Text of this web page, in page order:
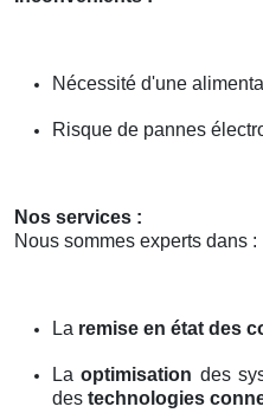
Nécessité d'une
Risque de pannes
Nos services :
Nous sommes experts dans :
La remise en état des
Laoptimisation des
des technologies